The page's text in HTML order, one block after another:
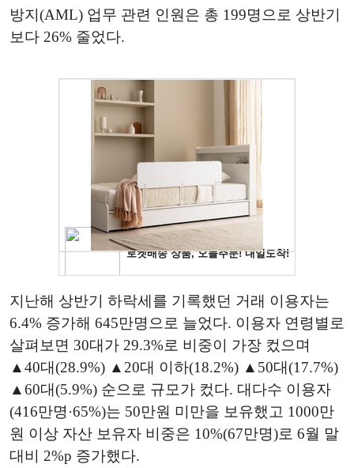
방지(AML) 업무 관련 인원은 총 199명으로 상반기
보다 26% 줄었다.
지난해 상반기 하락세를 기록했던 거래 이용자는
6.4% 증가해 645만명으로 늘었다. 이용자 연령별로
살펴보면 30대가 29.3%로 비중이 가장 컸으며
▲40대(28.9%) ▲20대 이하(18.2%) ▲50대(17.7%)
▲60대(5.9%) 순으로 규모가 컸다. 대다수 이용자
(416만명·65%)는 50만원 미만을 보유했고 1000만
원 이상 자산 보유자 비중은 10%(67만명)로 6월 말
대비 2%p 증가했다.